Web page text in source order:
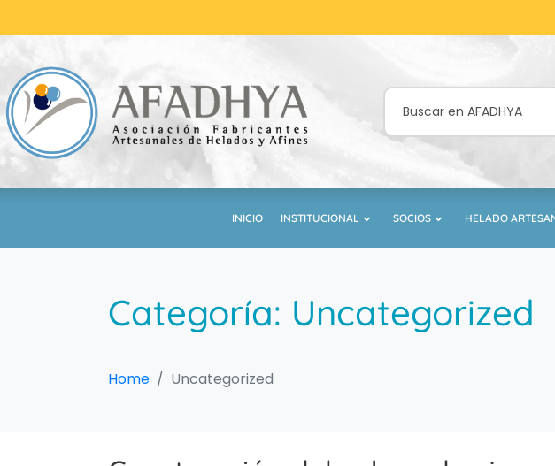
INICIO INSTITUCIONAL SOCIOS HELADO
Categoría: Uncategorized
Home Uncategorized